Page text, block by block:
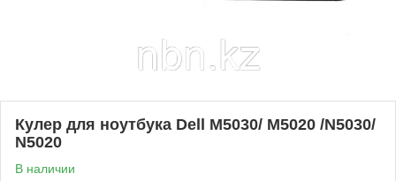
Кулер для ноутбука Dell M5030/ M5020 /N5030/
N5020
В наличии